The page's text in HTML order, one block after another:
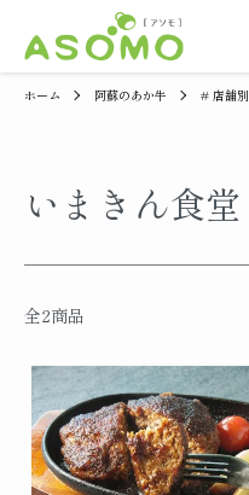
ホーム 阿蘇のあか牛 # 店舗別
いまきん食堂
全2商品